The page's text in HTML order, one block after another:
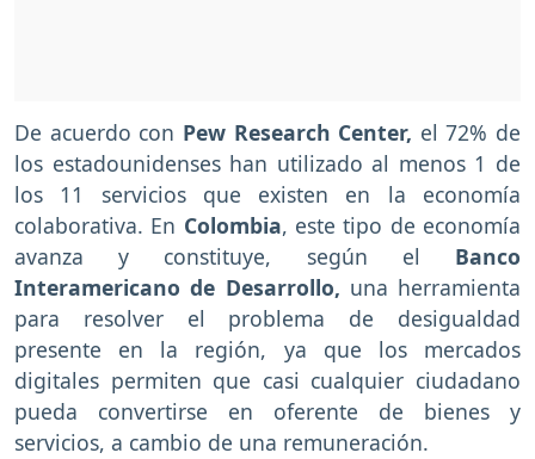
De acuerdo con Pew Research Center, el 72% de
los estadounidenses han utilizado al menos 1 de
los 11 servicios que existen en la economía
colaborativa. En Colombia, este tipo de economía
avanza y constituye, según el Banco
Interamericano de Desarrollo, una herramienta
para resolver el problema de desigualdad
presente en la región, ya que los mercados
digitales permiten que casi cualquier ciudadano
pueda convertirse en oferente de bienes y
servicios, a cambio de una remuneración.